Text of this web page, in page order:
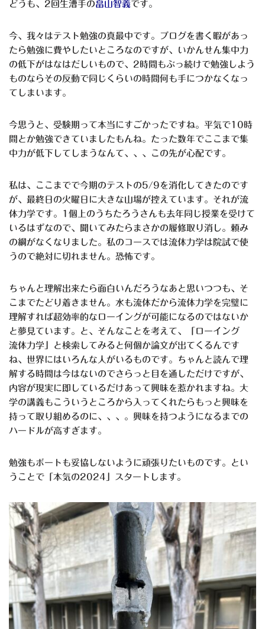
どうも、2回生漕手の畠山智義です。
今、我々はテスト勉強の真最中です。ブログを書く暇があっ
たら勉強に費やしたいところなのですが、いかんせん集中力
の低下がはなはだしいもので、2時間もぶっ続けで勉強しよう
ものならその反動で同じくらいの時間何も手につかなくなっ
てしまいます。
今思うと、受験期って本当にすごかったですね。平気で10時
間とか勉強できていましたもんね。たった数年でここまで集
中力が低下してしまうなんて、、、この先が心配です。
私は、ここまでで今期のテストの5/9を消化してきたのです
が、最終日の火曜日に大きな山場が控えています。それが流
体力学です。1個上のうちたろうさんも去年同じ授業を受けて
いるはずなので、聞いてみたらまさかの履修取り消し。頼み
の綱がなくなりました。私のコースでは流体力学は院試で使
うので絶対に切れません。恐怖です。
ちゃんと理解出来たら面白いんだろうなあと思いつつも、そ
こまでたどり着きません。水も流体だから流体力学を完璧に
理解すれば超効率的なローイングが可能になるのではないか
と夢見ています。と、そんなことを考えて、「ローイング
流体力学」と検索してみると何個か論文が出てくるんです
ね、世界にはいろんな人がいるものです。ちゃんと読んで理
解する時間は今はないのでさらっと目を通しただけですが、
内容が現実に即しているだけあって興味を惹かれますね。大
学の講義もこういうところから入ってくれたらもっと興味を
持って取り組めるのに、、、。興味を持つようになるまでの
ハードルが高すぎます。
勉強もボートも妥協しないように頑張りたいものです。とい
うことで「本気の2024」スタートします。